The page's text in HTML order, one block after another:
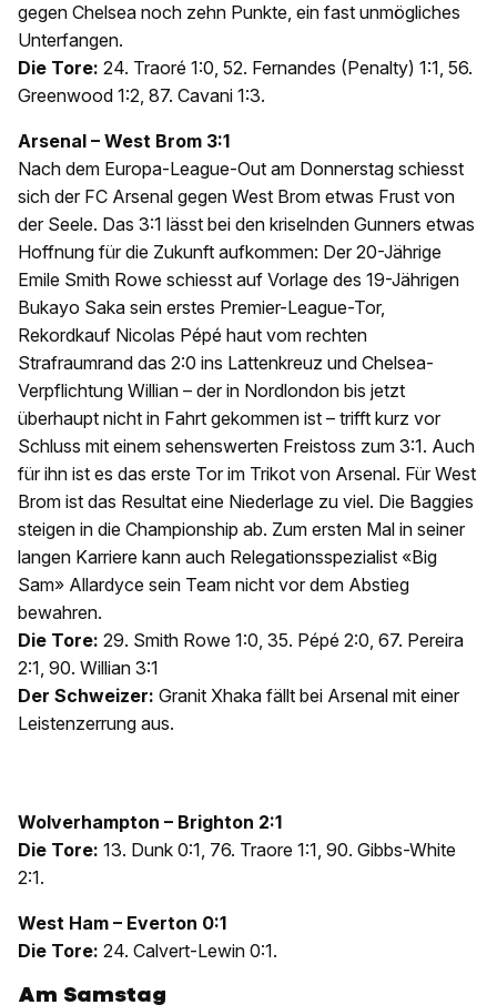
gegen Chelsea noch zehn Punkte, ein fast unmögliches
Unterfangen.
Die Tore: 24. Traoré 1:0, 52. Fernandes (Penalty) 1:1, 56.
Greenwood 1:2, 87. Cavani 1:3.
Arsenal – West Brom 3:1
Nach dem Europa-League-Out am Donnerstag schiesst
sich der FC Arsenal gegen West Brom etwas Frust von
der Seele. Das 3:1 lässt bei den kriselnden Gunners etwas
Hoffnung für die Zukunft aufkommen: Der 20-Jährige
Emile Smith Rowe schiesst auf Vorlage des 19-Jährigen
Bukayo Saka sein erstes Premier-League-Tor,
Rekordkauf Nicolas Pépé haut vom rechten
Strafraumrand das 2:0 ins Lattenkreuz und Chelsea-
Verpflichtung Willian – der in Nordlondon bis jetzt
überhaupt nicht in Fahrt gekommen ist – trifft kurz vor
Schluss mit einem sehenswerten Freistoss zum 3:1. Auch
für ihn ist es das erste Tor im Trikot von Arsenal. Für West
Brom ist das Resultat eine Niederlage zu viel. Die Baggies
steigen in die Championship ab. Zum ersten Mal in seiner
langen Karriere kann auch Relegationsspezialist «Big
Sam» Allardyce sein Team nicht vor dem Abstieg
bewahren.
Die Tore: 29. Smith Rowe 1:0, 35. Pépé 2:0, 67. Pereira
2:1, 90. Willian 3:1
Der Schweizer: Granit Xhaka fällt bei Arsenal mit einer
Leistenzerrung aus.
Wolverhampton – Brighton 2:1
Die Tore: 13. Dunk 0:1, 76. Traore 1:1, 90. Gibbs-White
2:1.
West Ham – Everton 0:1
Die Tore: 24. Calvert-Lewin 0:1.
Am Samstag